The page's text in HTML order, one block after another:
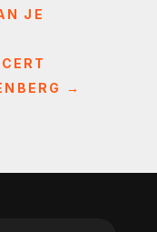
JE
→